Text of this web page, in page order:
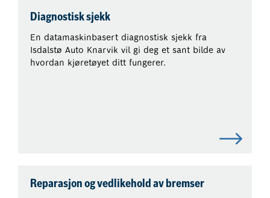
Diagnostisk sjekk
En datamaskinbasert diagnostisk sjekk fra
Isdalstø Auto Knarvik vil gi deg et sant bilde av
hvordan kjøretøyet ditt fungerer.
Reparasjon og vedlikehold av bremser